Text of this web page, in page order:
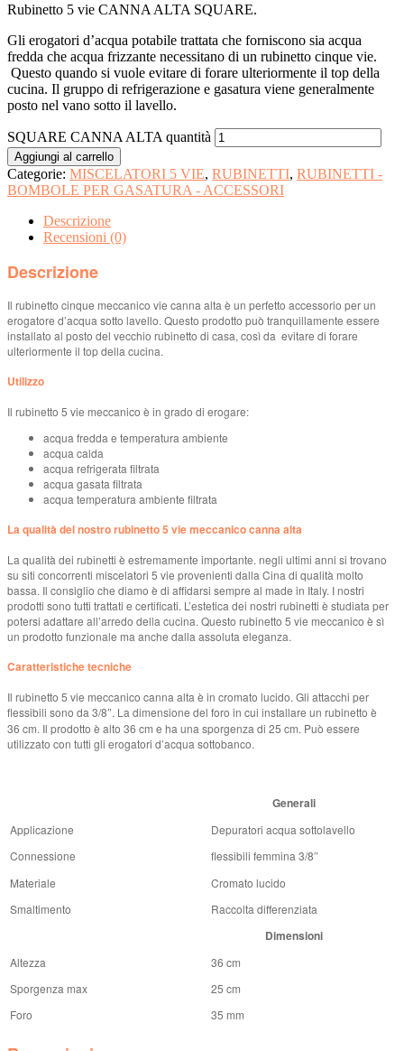
Rubinetto 5 vie CANNA ALTA SQUARE.
Gli erogatori d’acqua potabile trattata che forniscono sia acqua
fredda che acqua frizzante necessitano di un rubinetto cinque vie.
Questo quando si vuole evitare di forare ulteriormente il top della
cucina. Il gruppo di refrigerazione e gasatura viene generalmente
posto nel vano sotto il lavello.
SQUARE CANNA ALTA quantità
Aggiungi al carrello
Categorie: MISCELATORI 5 VIE, RUBINETTI, RUBINETTI -
BOMBOLE PER GASATURA - ACCESSORI
Descrizione
Recensioni (0)
Descrizione
Il rubinetto cinque meccanico vie canna alta è un perfetto accessorio per un
erogatore d’acqua sotto lavello. Questo prodotto può tranquillamente essere
installato al posto del vecchio rubinetto di casa, così da evitare di forare
ulteriormente il top della cucina.
Utilizzo
Il rubinetto 5 vie meccanico è in grado di erogare:
acqua fredda e temperatura ambiente
acqua calda
acqua refrigerata filtrata
acqua gasata filtrata
acqua temperatura ambiente filtrata
La qualità del nostro rubinetto 5 vie meccanico canna alta
La qualità dei rubinetti è estremamente importante. negli ultimi anni si trovano
su siti concorrenti miscelatori 5 vie provenienti dalla Cina di qualità molto
bassa. Il consiglio che diamo è di affidarsi sempre al made in Italy. I nostri
prodotti sono tutti trattati e certificati. L’estetica dei nostri rubinetti è studiata per
potersi adattare all’arredo della cucina. Questo rubinetto 5 vie meccanico è sì
un prodotto funzionale ma anche dalla assoluta eleganza.
Caratteristiche tecniche
Il rubinetto 5 vie meccanico canna alta è in cromato lucido. Gli attacchi per
flessibili sono da 3/8″. La dimensione del foro in cui installare un rubinetto è
36 cm. Il prodotto è alto 36 cm e ha una sporgenza di 25 cm. Può essere
utilizzato con tutti gli erogatori d’acqua sottobanco.
Generali
Applicazione
Depuratori acqua sottolavello
Connessione
flessibili femmina 3/8″
Materiale
Cromato lucido
Smaltimento
Raccolta differenziata
Dimensioni
Altezza
36 cm
Sporgenza max
25 cm
Foro
35 mm